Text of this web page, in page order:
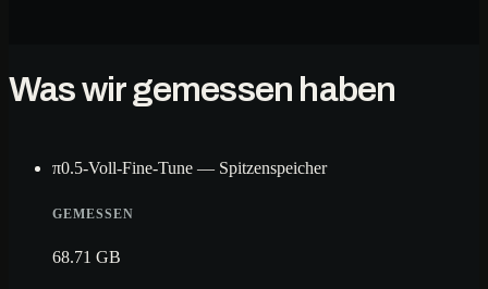
Was wir gemessen haben
π0.5-Voll-Fine-Tune — Spitzenspeicher
GEMESSEN
68.71 GB